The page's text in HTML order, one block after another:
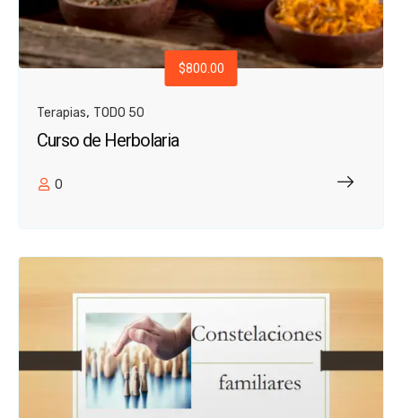
$800.00
Terapias, TODO 50
Curso de Herbolaria
0